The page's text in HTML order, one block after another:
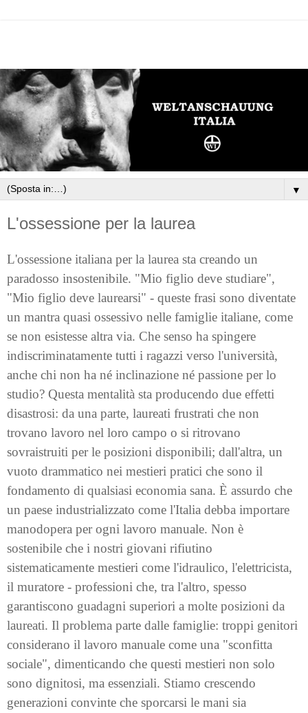
▼
L'ossessione per la laurea
L'ossessione italiana per la laurea sta creando un
paradosso insostenibile. "Mio figlio deve studiare",
"Mio figlio deve laurearsi" - queste frasi sono diventate
un mantra quasi ossessivo nelle famiglie italiane, come
se non esistesse altra via. Che senso ha spingere
indiscriminatamente tutti i ragazzi verso l'università,
anche chi non ha né inclinazione né passione per lo
studio? Questa mentalità sta producendo due effetti
disastrosi: da una parte, laureati frustrati che non
trovano lavoro nel loro campo o si ritrovano
sovraistruiti per le posizioni disponibili; dall'altra, un
vuoto drammatico nei mestieri pratici che sono il
fondamento di qualsiasi economia sana. È assurdo che
un paese industrializzato come l'Italia debba importare
manodopera per ogni lavoro manuale. Non è
sostenibile che i nostri giovani rifiutino
sistematicamente mestieri come l'idraulico, l'elettricista,
il muratore - professioni che, tra l'altro, spesso
garantiscono guadagni superiori a molte posizioni da
laureati. Il problema parte dalle famiglie: troppi genitori
considerano il lavoro manuale come una "sconfitta
sociale", dimenticando che questi mestieri non solo
sono dignitosi, ma essenziali. Stiamo crescendo
generazioni convinte che sporcarsi le mani sia